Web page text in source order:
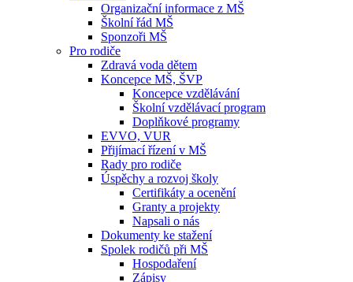
Organizační informace z MŠ
Školní řád MŠ
Sponzoři MŠ
Pro rodiče
Zdravá voda dětem
Koncepce MŠ, ŠVP
Koncepce vzdělávání
Školní vzdělávací program
Doplňkové programy
EVVO, VUR
Přijímací řízení v MŠ
Rady pro rodiče
Úspěchy a rozvoj školy
Certifikáty a ocenění
Granty a projekty
Napsali o nás
Dokumenty ke stažení
Spolek rodičů při MŠ
Hospodaření
Zápisy